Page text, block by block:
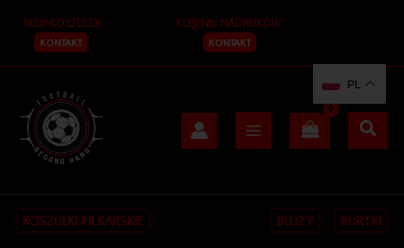
treści
SKUP KOSZULEK
KONTAKT
KLEJENIE NADRUKÓW
KONTAKT
KOSZULKI PIŁKARSKIE BLUZY KURTKI
PL